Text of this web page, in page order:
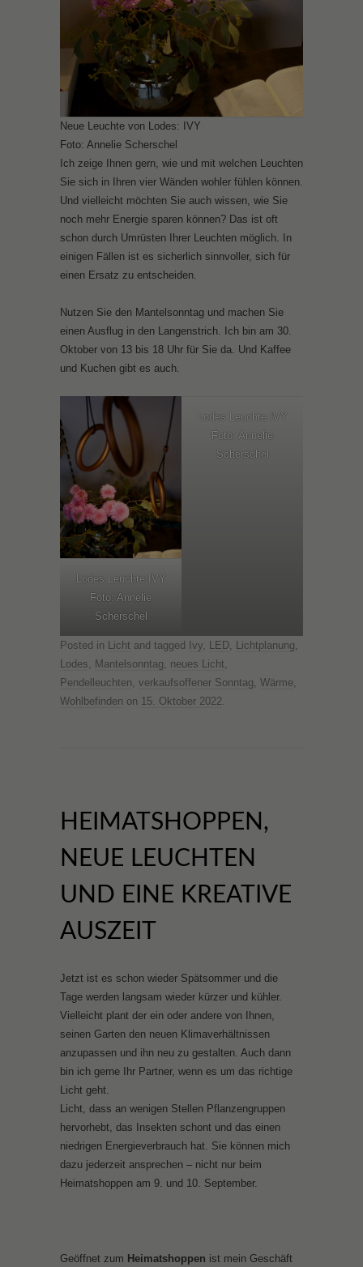
Neue Leuchte von Lodes: IVY
Foto: Annelie Scherschel
Ich zeige Ihnen gern, wie und mit welchen Leuchten
Sie sich in Ihren vier Wänden wohler fühlen können.
Und vielleicht möchten Sie auch wissen, wie Sie
noch mehr Energie sparen können? Das ist oft
schon durch Umrüsten Ihrer Leuchten möglich. In
einigen Fällen ist es sicherlich sinnvoller, sich für
einen Ersatz zu entscheiden.
Nutzen Sie den Mantelsonntag und machen Sie
einen Ausflug in den Langenstrich. Ich bin am 30.
Oktober von 13 bis 18 Uhr für Sie da. Und Kaffee
und Kuchen gibt es auch.
Lodes Leuchte IVY
Foto: Annelie
Scherschel
Lodes Leuchte IVY
Foto: Annelie
Scherschel
Posted in Licht and tagged Ivy, LED, Lichtplanung,
Lodes, Mantelsonntag, neues Licht,
Pendelleuchten, verkaufsoffener Sonntag, Wärme,
Wohlbefinden on 15. Oktober 2022.
HEIMATSHOPPEN,
NEUE LEUCHTEN
UND EINE KREATIVE
AUSZEIT
Jetzt ist es schon wieder Spätsommer und die
Tage werden langsam wieder kürzer und kühler.
Vielleicht plant der ein oder andere von Ihnen,
seinen Garten den neuen Klimaverhältnissen
anzupassen und ihn neu zu gestalten. Auch dann
bin ich gerne Ihr Partner, wenn es um das richtige
Licht geht.
Licht, dass an wenigen Stellen Pflanzengruppen
hervorhebt, das Insekten schont und das einen
niedrigen Energieverbrauch hat. Sie können mich
dazu jederzeit ansprechen – nicht nur beim
Heimatshoppen am 9. und 10. September.
Geöffnet zum Heimatshoppen ist mein Geschäft